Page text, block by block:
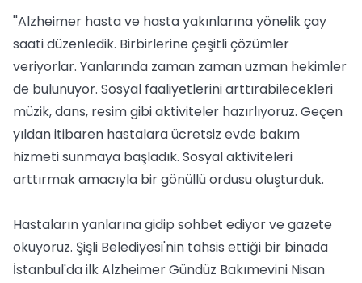
''Alzheimer hasta ve hasta yakınlarına yönelik çay
saati düzenledik. Birbirlerine çeşitli çözümler
veriyorlar. Yanlarında zaman zaman uzman hekimler
de bulunuyor. Sosyal faaliyetlerini arttırabilecekleri
müzik, dans, resim gibi aktiviteler hazırlıyoruz. Geçen
yıldan itibaren hastalara ücretsiz evde bakım
hizmeti sunmaya başladık. Sosyal aktiviteleri
arttırmak amacıyla bir gönüllü ordusu oluşturduk.
Hastaların yanlarına gidip sohbet ediyor ve gazete
okuyoruz. Şişli Belediyesi'nin tahsis ettiği bir binada
İstanbul'da ilk Alzheimer Gündüz Bakımevini Nisan